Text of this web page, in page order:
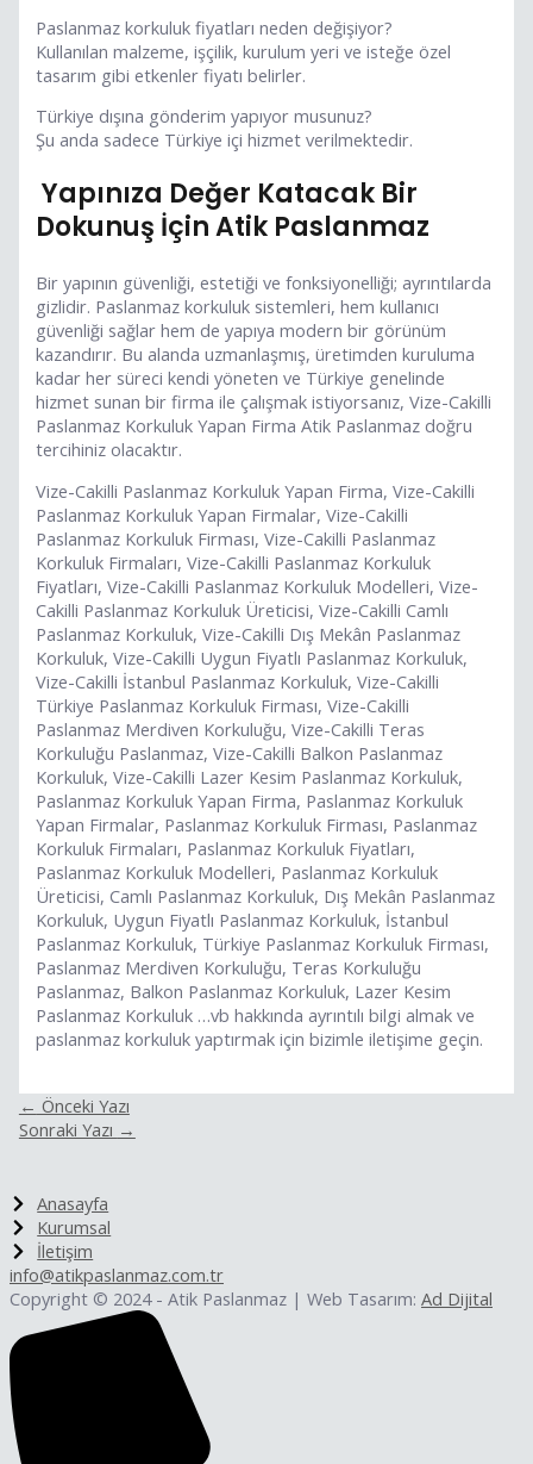
Paslanmaz korkuluk fiyatları neden değişiyor?
Kullanılan malzeme, işçilik, kurulum yeri ve isteğe özel
tasarım gibi etkenler fiyatı belirler.
Türkiye dışına gönderim yapıyor musunuz?
Şu anda sadece Türkiye içi hizmet verilmektedir.
Yapınıza Değer Katacak Bir
Dokunuş İçin Atik Paslanmaz
Bir yapının güvenliği, estetiği ve fonksiyonelliği; ayrıntılarda
gizlidir. Paslanmaz korkuluk sistemleri, hem kullanıcı
güvenliği sağlar hem de yapıya modern bir görünüm
kazandırır. Bu alanda uzmanlaşmış, üretimden kuruluma
kadar her süreci kendi yöneten ve Türkiye genelinde
hizmet sunan bir firma ile çalışmak istiyorsanız, Vize-Cakilli
Paslanmaz Korkuluk Yapan Firma Atik Paslanmaz doğru
tercihiniz olacaktır.
Vize-Cakilli Paslanmaz Korkuluk Yapan Firma, Vize-Cakilli
Paslanmaz Korkuluk Yapan Firmalar, Vize-Cakilli
Paslanmaz Korkuluk Firması, Vize-Cakilli Paslanmaz
Korkuluk Firmaları, Vize-Cakilli Paslanmaz Korkuluk
Fiyatları, Vize-Cakilli Paslanmaz Korkuluk Modelleri, Vize-
Cakilli Paslanmaz Korkuluk Üreticisi, Vize-Cakilli Camlı
Paslanmaz Korkuluk, Vize-Cakilli Dış Mekân Paslanmaz
Korkuluk, Vize-Cakilli Uygun Fiyatlı Paslanmaz Korkuluk,
Vize-Cakilli İstanbul Paslanmaz Korkuluk, Vize-Cakilli
Türkiye Paslanmaz Korkuluk Firması, Vize-Cakilli
Paslanmaz Merdiven Korkuluğu, Vize-Cakilli Teras
Korkuluğu Paslanmaz, Vize-Cakilli Balkon Paslanmaz
Korkuluk, Vize-Cakilli Lazer Kesim Paslanmaz Korkuluk,
Paslanmaz Korkuluk Yapan Firma, Paslanmaz Korkuluk
Yapan Firmalar, Paslanmaz Korkuluk Firması, Paslanmaz
Korkuluk Firmaları, Paslanmaz Korkuluk Fiyatları,
Paslanmaz Korkuluk Modelleri, Paslanmaz Korkuluk
Üreticisi, Camlı Paslanmaz Korkuluk, Dış Mekân Paslanmaz
Korkuluk, Uygun Fiyatlı Paslanmaz Korkuluk, İstanbul
Paslanmaz Korkuluk, Türkiye Paslanmaz Korkuluk Firması,
Paslanmaz Merdiven Korkuluğu, Teras Korkuluğu
Paslanmaz, Balkon Paslanmaz Korkuluk, Lazer Kesim
Paslanmaz Korkuluk …vb hakkında ayrıntılı bilgi almak ve
paslanmaz korkuluk yaptırmak için bizimle iletişime geçin.
← Önceki Yazı
Sonraki Yazı →
Anasayfa
Kurumsal
İletişim
info@atikpaslanmaz.com.tr
Copyright © 2024 - Atik Paslanmaz | Web Tasarım: Ad Dijital